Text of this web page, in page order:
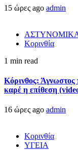
15 ώρες ago admin
Κορινθία
1 min read
Κόρινθος:
καρέ η επίθεση
16 ώρες ago admin
Κορινθία
ΥΓΕΙΑ